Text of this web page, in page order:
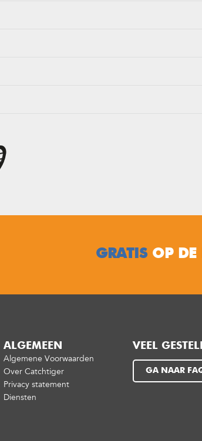
GRATIS OP DE
ALGEMEEN
Algemene Voorwaarden
Over Catchtiger
Privacy statement
Diensten
VEEL
GA NAAR